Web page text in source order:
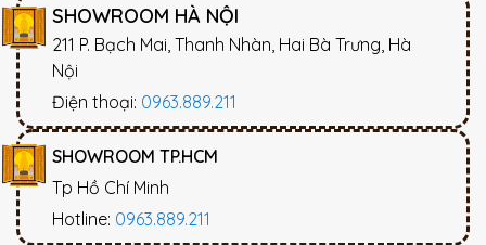
SHOWROOM HÀ NỘI
211 P. Bạch Mai, Thanh Nhàn, Hai Bà Trưng, Hà
Nội
Điện thoại: 0963.889.211
SHOWROOM TP.HCM
Tp Hồ Chí Minh
Hotline: 0963.889.211